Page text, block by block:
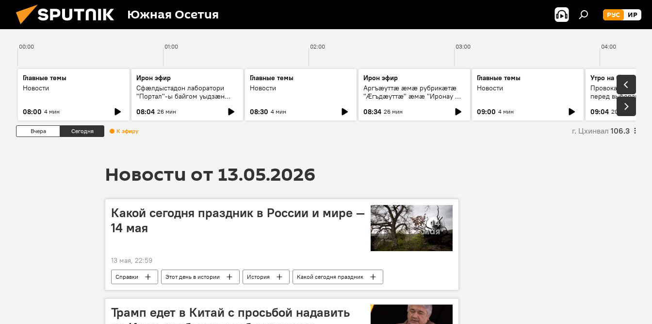
Южная Осетия РУС ИР
00:00 01:00 02:00 03:00 04:00
Главные темы
Новости
08:00 4 мин
Ирон эфир
Сфæлдыстадон лаборатори
"Портал"-ы байгом уыдзæн
Æхсары куыстыты равдыст
08:04 26 мин
Главные темы
Новости
08:30 4 мин
Ирон эфир
Аргъæуттæ æмæ рубрикæтæ
"Æгъдæуттæ" æмæ "Иронау æй
08:34 26 мин
Главные темы
Новости
09:00 4 мин
Утро на Спутнике
Провокации со
перед выборами в
09:04 20 мин
Вчера Сегодня К эфиру г. Цхинвал 106.3
Новости от 13.05.2026
Какой сегодня праздник в России и мире —
14 мая
13 мая, 22:59
Справки Этот день в истории История
Какой сегодня праздник
религиозные праздники
православные праздники праздники
Города мира
Трамп едет в Китай с просьбой надавить